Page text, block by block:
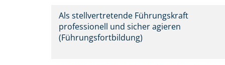
Als stellvertretende Führungskraft
professionell und sicher agieren
(Führungsfortbildung)